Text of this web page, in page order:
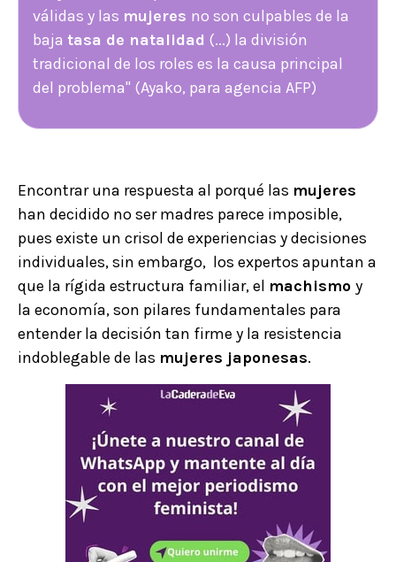
válidas y las mujeres no son culpables de la
baja tasa de natalidad (...) la división
tradicional de los roles es la causa principal
del problema" (Ayako, para agencia AFP)
Encontrar una respuesta al porqué las mujeres
han decidido no ser madres parece imposible,
pues existe un crisol de experiencias y decisiones
individuales, sin embargo, los expertos apuntan a
que la rígida estructura familiar, el machismo y
la economía, son pilares fundamentales para
entender la decisión tan firme y la resistencia
indoblegable de las mujeres japonesas.